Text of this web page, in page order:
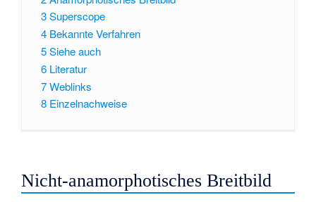
3Superscope
4 Bekannte Verfahren
5Siehe auch
6 Literatur
7Weblinks
8 Einzelnachweise
Nicht-anamorphotisches Breitbild